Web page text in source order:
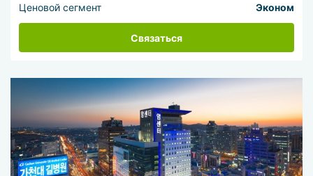
Ценовой сегмент
Эконом
Связаться